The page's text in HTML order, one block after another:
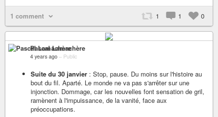
1 comment 1 1 0
Pascal Lamachère
4 years ago – Public
Suite du 30 janvier : Stop, pause. Du moins sur l'histoire au
bout du fil. Aparté. Le monde ne va pas s'arrêter sur une
injonction. Dommage, car les nouvelles font sensation de gril,
ramènent à l'impuissance, de la vanité, face aux
préoccupations.